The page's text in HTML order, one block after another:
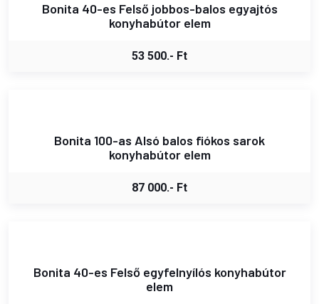
Bonita 40-es Felső jobbos-balos egyajtós
konyhabútor elem
53 500.- Ft
Bonita 100-as Alsó balos fiókos sarok
konyhabútor elem
87 000.- Ft
Bonita 40-es Felső egyfelnyílós konyhabútor
elem